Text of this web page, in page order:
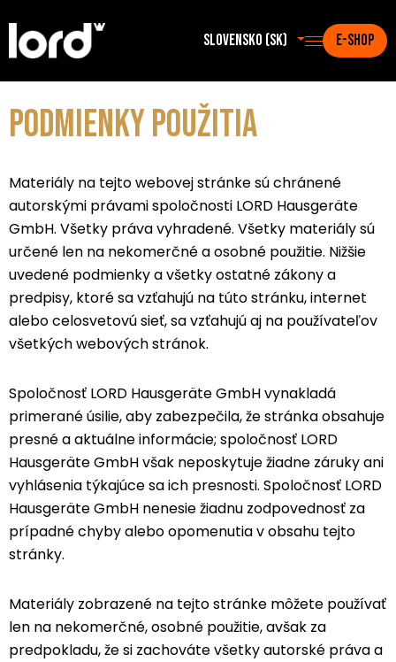
Slovensko (sk) E-SHOP
PODMIENKY POUŽITIA
Materiály na tejto webovej stránke sú chránené
autorskými právami spoločnosti LORD Hausgeräte
GmbH. Všetky práva vyhradené. Všetky materiály sú
určené len na nekomerčné a osobné použitie. Nižšie
uvedené podmienky a všetky ostatné zákony a
predpisy, ktoré sa vzťahujú na túto stránku, internet
alebo celosvetovú sieť, sa vzťahujú aj na používateľov
všetkých webových stránok.
Spoločnosť LORD Hausgeräte GmbH vynakladá
primerané úsilie, aby zabezpečila, že stránka obsahuje
presné a aktuálne informácie; spoločnosť LORD
Hausgeräte GmbH však neposkytuje žiadne záruky ani
vyhlásenia týkajúce sa ich presnosti. Spoločnosť LORD
Hausgeräte GmbH nenesie žiadnu zodpovednosť za
prípadné chyby alebo opomenutia v obsahu tejto
stránky.
Materiály zobrazené na tejto stránke môžete používať
len na nekomerčné, osobné použitie, avšak za
predpokladu, že si zachováte všetky autorské práva a